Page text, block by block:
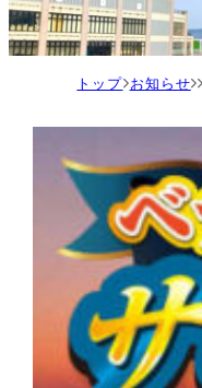
ト
お
せ